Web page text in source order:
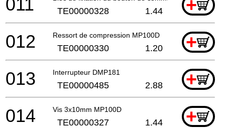
+
011 TE00000328 1.44
Ressort de compression MP100D +
012 TE00000330 1.20
Interrupteur DMP181 +
013 TE00000485 2.88
Vis 3x10mm MP100D +
014 TE00000327 1.44